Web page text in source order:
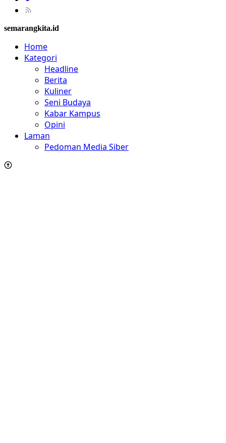
semarangkita.id
Home
Kategori
Headline
Berita
Kuliner
Seni Budaya
Kabar Kampus
Opini
Laman
Pedoman Media Siber